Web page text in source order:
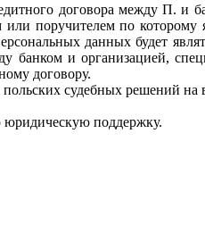
договора между П. и
поручителем по которому
данных будет
банком и организацией,
договору.
судебных решений на
юридическую поддержку.